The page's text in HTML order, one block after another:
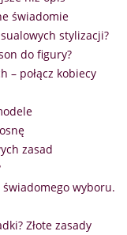
świadomie
stylizacji?
do figury?
– połącz kobiecy
zasad
wyboru.
Złote zasady